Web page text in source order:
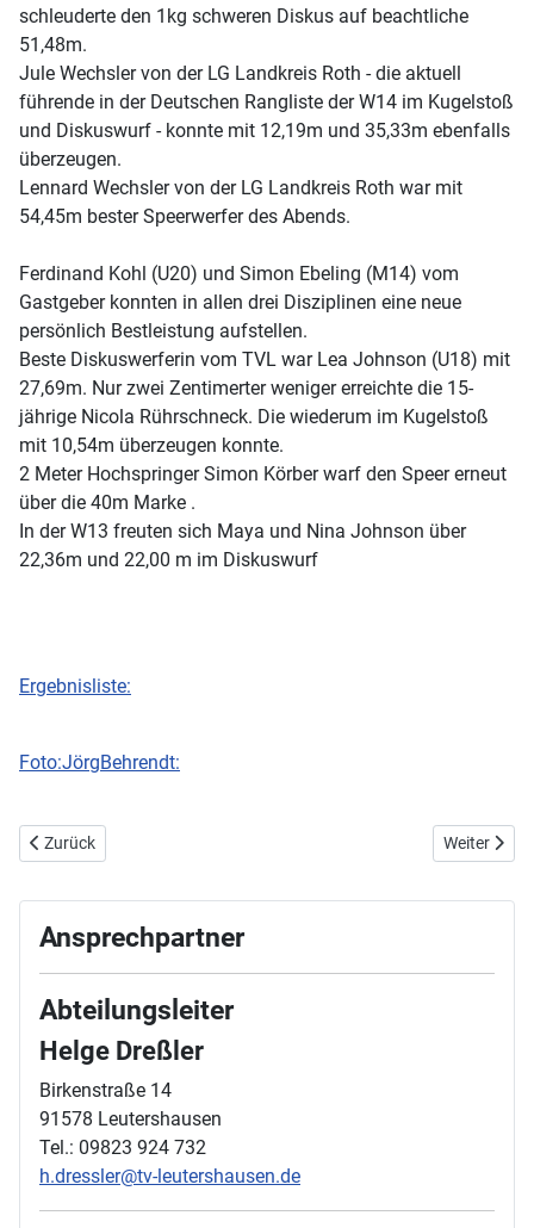
schleuderte den 1kg schweren Diskus auf beachtliche
51,48m.
Jule Wechsler von der LG Landkreis Roth - die aktuell
führende in der Deutschen Rangliste der W14 im Kugelstoß
und Diskuswurf - konnte mit 12,19m und 35,33m ebenfalls
überzeugen.
Lennard Wechsler von der LG Landkreis Roth war mit
54,45m bester Speerwerfer des Abends.
Ferdinand Kohl (U20) und Simon Ebeling (M14) vom
Gastgeber konnten in allen drei Disziplinen eine neue
persönlich Bestleistung aufstellen.
Beste Diskuswerferin vom TVL war Lea Johnson (U18) mit
27,69m. Nur zwei Zentimerter weniger erreichte die 15-
jährige Nicola Rührschneck. Die wiederum im Kugelstoß
mit 10,54m überzeugen konnte.
2 Meter Hochspringer Simon Körber warf den Speer erneut
über die 40m Marke .
In der W13 freuten sich Maya und Nina Johnson über
22,36m und 22,00 m im Diskuswurf
Ergebnisliste:
Foto:JörgBehrendt:
Vorheriger Beitrag: 22./24. August 2025 - Masters DM in Gotha
Zurück Nächster
Weiter
Ansprechpartner
Abteilungsleiter
Helge Dreßler
Birkenstraße 14
91578 Leutershausen
Tel.: 09823 924 732
h.dressler@tv-leutershausen.de